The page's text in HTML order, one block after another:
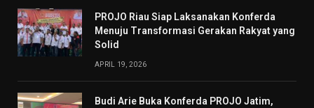
PROJO Riau Siap Laksanakan Konferda
Menuju Transformasi Gerakan Rakyat yang
Solid
APRIL 19, 2026
Budi Arie Buka Konferda PROJO Jatim,